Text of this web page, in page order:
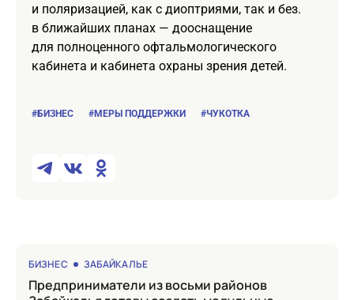
и поляризацией, как с диоптриями, так и без.
в ближайших планах — дооснащение
для полноценного офтальмологического
кабинета и кабинета охраны зрения детей.
#БИЗНЕС #МЕРЫ ПОДДЕРЖКИ #ЧУКОТКА
БИЗНЕС ЗАБАЙКАЛЬЕ
Предприниматели из восьми районов